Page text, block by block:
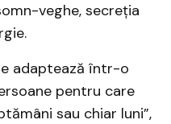
veghe, secreția
adaptează într-o
pentru care
sau chiar luni”,